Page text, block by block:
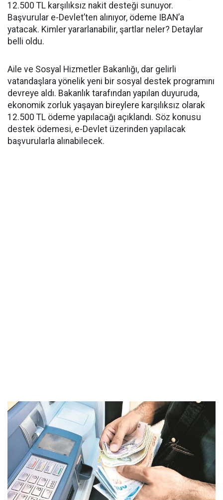
12.500 TL karşılıksız nakit desteği sunuyor.
Başvurular e-Devlet’ten alınıyor, ödeme IBAN’a
yatacak. Kimler yararlanabilir, şartlar neler? Detaylar
belli oldu.
Aile ve Sosyal Hizmetler Bakanlığı, dar gelirli
vatandaşlara yönelik yeni bir sosyal destek programını
devreye aldı. Bakanlık tarafından yapılan duyuruda,
ekonomik zorluk yaşayan bireylere karşılıksız olarak
12.500 TL ödeme yapılacağı açıklandı. Söz konusu
destek ödemesi, e-Devlet üzerinden yapılacak
başvurularla alınabilecek.